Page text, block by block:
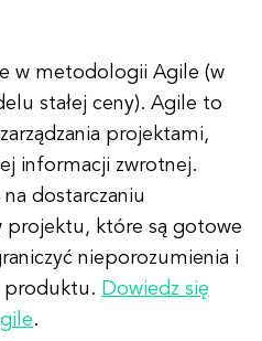
w metodologii Agile (w
stałej ceny). Agile to
projektami,
informacji zwrotnej.
dostarczaniu
projektu, które są gotowe
nieporozumienia i
produktu. Dowiedz się
.